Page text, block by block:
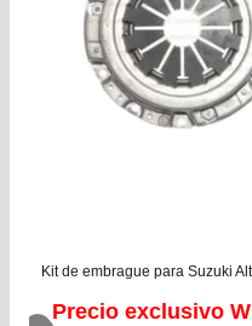
Kit de embrague para Suzuki
Precio exclusivo